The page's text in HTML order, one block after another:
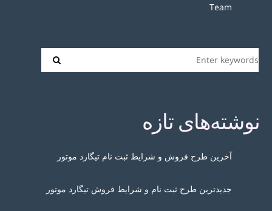
Team
نوشته‌های تازه
آخرین طرح فروش و شرایط ثبت نام تیگارد موتور
جدیدترین طرح ثبت نام و شرایط فروش تیگارد موتور